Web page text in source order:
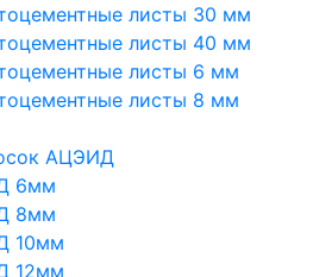
листы 30 мм
листы 40 мм
листы 6 мм
листы 8 мм
АЦЭИД
6мм
8мм
10мм
12мм